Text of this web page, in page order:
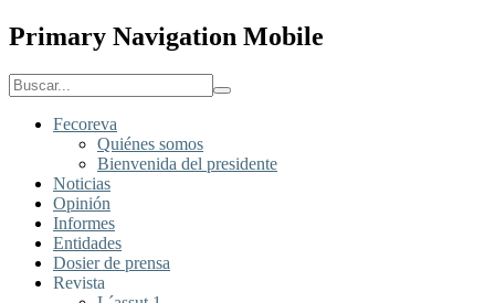
Primary Navigation Mobile
Fecoreva
Quiénes somos
Bienvenida del presidente
Noticias
Opinión
Informes
Entidades
Dosier de prensa
Revista